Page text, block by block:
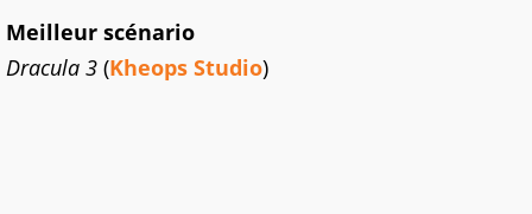
Meilleur scénario
Dracula 3 (Kheops Studio)